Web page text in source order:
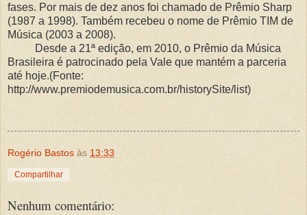
fases. Por mais de dez anos foi chamado de Prêmio Sharp
(1987 a 1998). Também recebeu o nome de Prêmio TIM de
Música (2003 a 2008).
Desde a 21ª edição, em 2010, o Prêmio da Música
Brasileira é patrocinado pela Vale que mantém a parceria
até hoje.(Fonte:
http://www.premiodemusica.com.br/historySite/list)
Rogério Bastos às 13:33
Compartilhar
Nenhum comentário: